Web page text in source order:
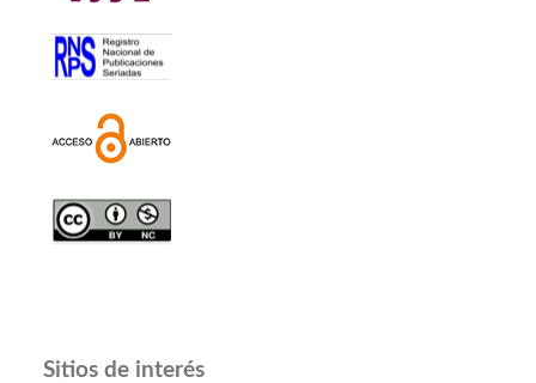
Sitios de interés